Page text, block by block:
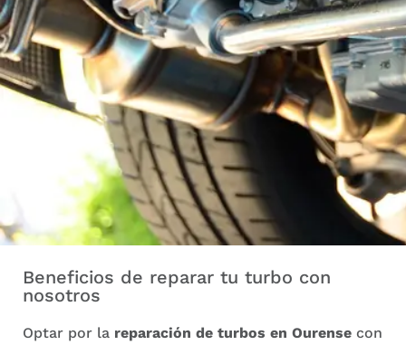
Beneficios de reparar tu turbo con
nosotros
Optar por la reparación de turbos en Ourense con